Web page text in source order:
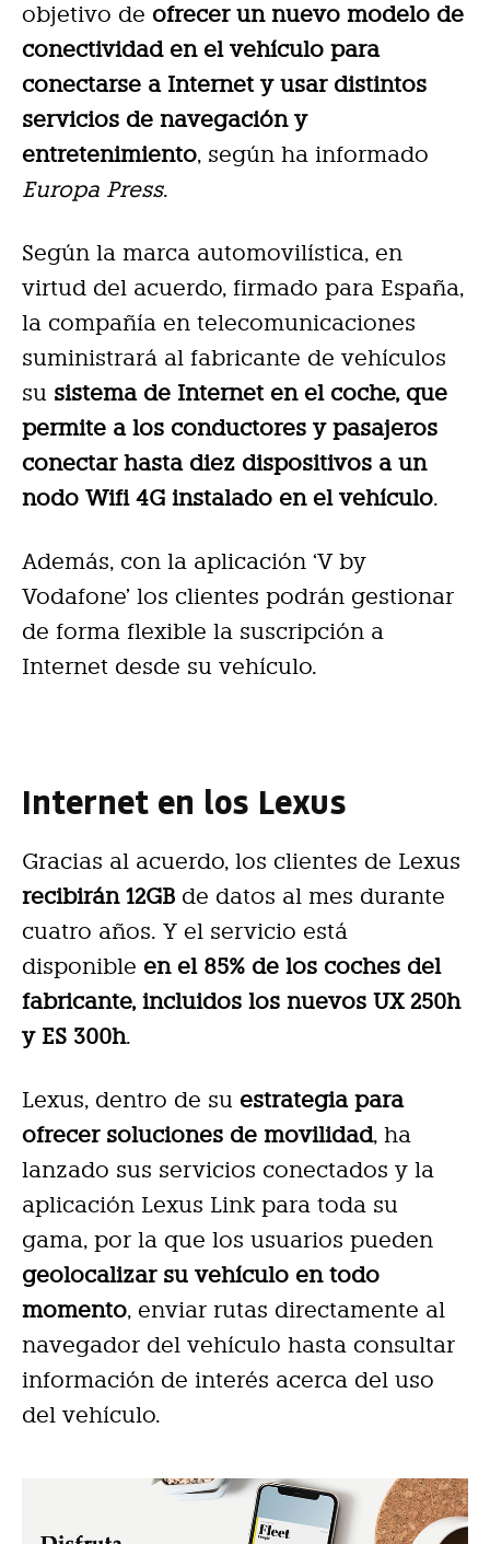
objetivo de ofrecer un nuevo modelo de
conectividad en el vehículo para
conectarse a Internet y usar distintos
servicios de navegación y
entretenimiento, según ha informado
Europa Press.
Según la marca automovilística, en
virtud del acuerdo, firmado para España,
la compañía en telecomunicaciones
suministrará al fabricante de vehículos
su sistema de Internet en el coche, que
permite a los conductores y pasajeros
conectar hasta diez dispositivos a un
nodo Wifi 4G instalado en el vehículo.
Además, con la aplicación ‘V by
Vodafone’ los clientes podrán gestionar
de forma flexible la suscripción a
Internet desde su vehículo.
Internet en los Lexus
Gracias al acuerdo, los clientes de Lexus
recibirán 12GB de datos al mes durante
cuatro años. Y el servicio está
disponible en el 85% de los coches del
fabricante, incluidos los nuevos UX 250h
y ES 300h.
Lexus, dentro de su estrategia para
ofrecer soluciones de movilidad, ha
lanzado sus servicios conectados y la
aplicación Lexus Link para toda su
gama, por la que los usuarios pueden
geolocalizar su vehículo en todo
momento, enviar rutas directamente al
navegador del vehículo hasta consultar
información de interés acerca del uso
del vehículo.